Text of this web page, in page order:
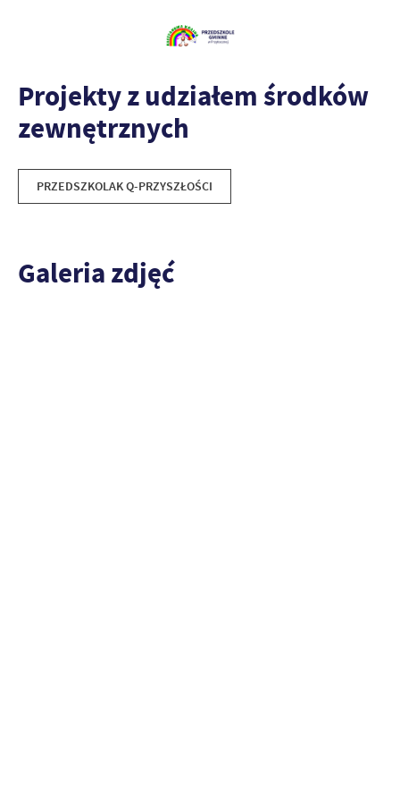
Projekty z udziałem środków
zewnętrznych
PRZEDSZKOLAK Q-PRZYSZŁOŚCI
Galeria zdjęć